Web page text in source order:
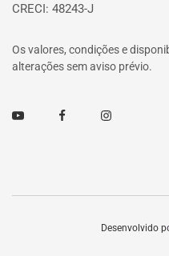
CRECI: 48243-J
Os valores, condições e
alterações sem aviso prévio.
Youtube FacebookInstagram
Desenvolvido